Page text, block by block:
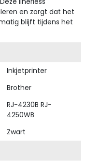
en zorgt dat het
blijft tijdens het
Inkjetprinter
Brother
RJ-4230B RJ-
4250WB
Zwart